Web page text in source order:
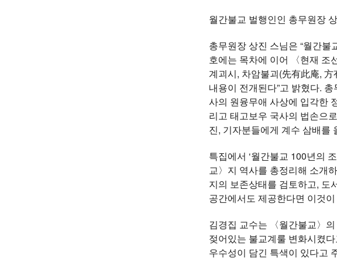
월간불교 벌행인인 총무원장
총무원장 상진 스님은 “월간
호에는 목차에 이어 〈현재 조
계괴시, 차암불괴(先有此庵,
내용이 전개된다”고 밝혔다.
사의 원융무애 사상에 입각한
리고 태고보우 국사의 법손으
진, 기자분들에게 계수 삼배를
특집에서 ‘월간불교 100년의
교〉지 역사를 총정리해 소개
지의 보존상태를 검토하고, 도
공간에서도 제공한다면 이것
김경집 교수는 〈월간불교〉
젖어있는 불교계룰 변화시켰
우수성이 담긴 특색이 있다고